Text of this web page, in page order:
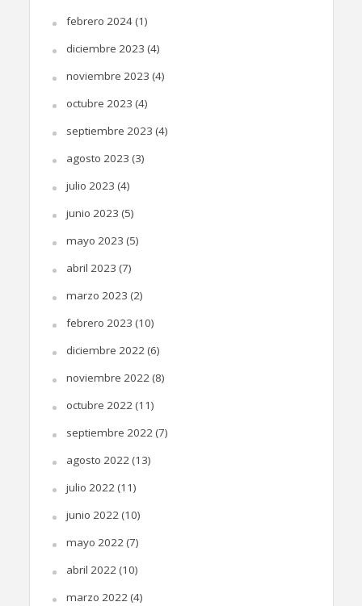
febrero 2024(1)
diciembre 2023 (4)
noviembre 2023 (4)
octubre 2023 (4)
septiembre 2023 (4)
agosto 2023 (3)
julio 2023 (4)
junio 2023 (5)
mayo 2023 (5)
abril 2023 (7)
marzo 2023 (2)
febrero 2023 (10)
diciembre 2022(6)
noviembre 2022(8)
octubre 2022(11)
septiembre 2022(7)
agosto 2022(13)
julio 2022(11)
junio 2022(10)
mayo 2022(7)
abril 2022(10)
marzo 2022(4)